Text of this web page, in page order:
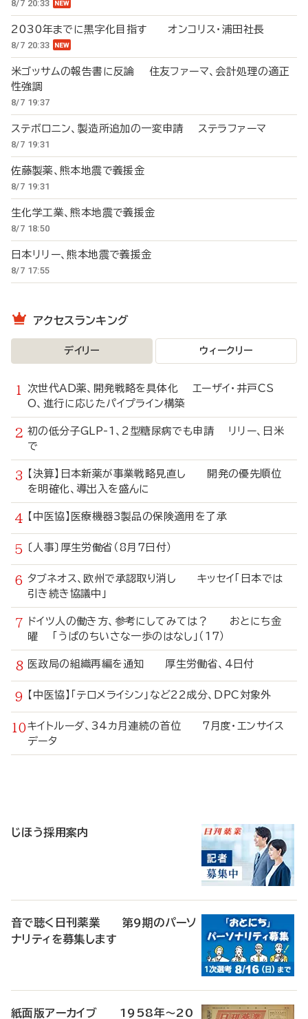
8/7 20:33
2030年までに黒字化目指す オンコリス・浦田社長
8/7 20:33
米ゴッサムの報告書に反論 住友ファーマ、会計処理の適正
性強調
8/7 19:37
ステボロニン、製造所追加の一変申請 ステラファーマ
8/7 19:31
佐藤製薬、熊本地震で義援金
8/7 19:31
生化学工業、熊本地震で義援金
8/7 18:50
日本リリー、熊本地震で義援金
8/7 17:55
アクセスランキング
デイリー ウィークリー
次世代AD薬、開発戦略を具体化 エーザイ・井戸CS
O、進行に応じたパイプライン構築
初の低分子GLP-1、2型糖尿病でも申請 リリー、日米
で
【決算】日本新薬が事業戦略見直し 開発の優先順位
を明確化、導出入を盛んに
【中医協】医療機器3製品の保険適用を了承
〔人事〕厚生労働省（8月7日付）
タブネオス、欧州で承認取り消し キッセイ「日本では
引き続き協議中」
ドイツ人の働き方、参考にしてみては？ おとにち金
曜 「うぱのちいさな一歩のはなし」（17）
医政局の組織再編を通知 厚生労働省、4日付
【中医協】「テロメライシン」など22成分、DPC対象外
キイトルーダ、34カ月連続の首位 7月度・エンサイス
データ
じほう採用案内
音で聴く日刊薬業 第9期のパーソ
ナリティを募集します
紙面版アーカイブ 1958年～20